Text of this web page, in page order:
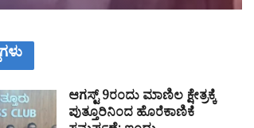
ಆಗಸ್ಟ್ 9ರಂದು ಮಾಣಿಲ ಕ್ಷೇತ್ರಕ್ಕೆ
ಪುತ್ತೂರಿನಿಂದ ಹೊರೆಕಾಣಿಕೆ